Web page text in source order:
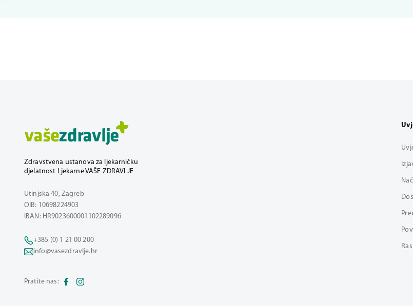
Zdravstvena ustanova za ljekarničku
djelatnost Ljekarne VAŠE ZDRAVLJE
Utinjska 40, Zagreb
OIB: 10698224903
IBAN: HR9023600001102289096
+385 (0) 1 21 00 200
info@vasezdravlje.hr
Pratite nas: